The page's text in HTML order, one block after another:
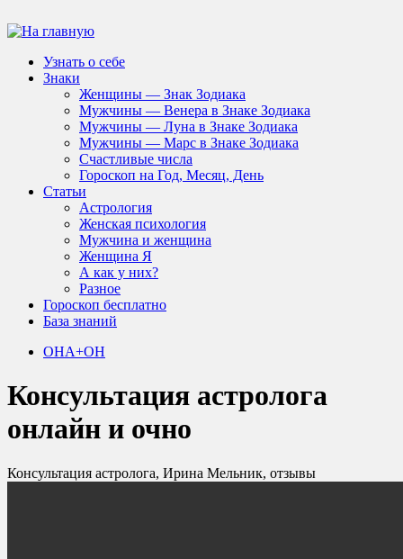
Узнать о себе
Знаки
Женщины — Знак Зодиака
Мужчины — Венера в Знаке Зодиака
Мужчины — Луна в Знаке Зодиака
Мужчины — Марс в Знаке Зодиака
Счастливые числа
Гороскоп на Год, Месяц, День
Статьи
Астрология
Женская психология
Мужчина и женщина
Женщина Я
А как у них?
Разное
Гороскоп бесплатно
База знаний
ОНА+ОН
Консультация астролога
онлайн и очно
Консультация астролога, Ирина Мельник, отзывы